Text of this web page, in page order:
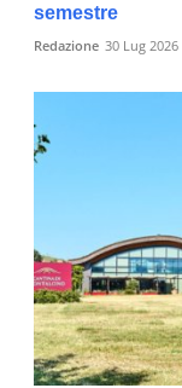
semestre
Redazione 30 Lug 2026